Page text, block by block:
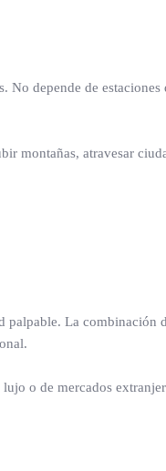
No depende de
montañas, atravesar
La combinación
o de mercados